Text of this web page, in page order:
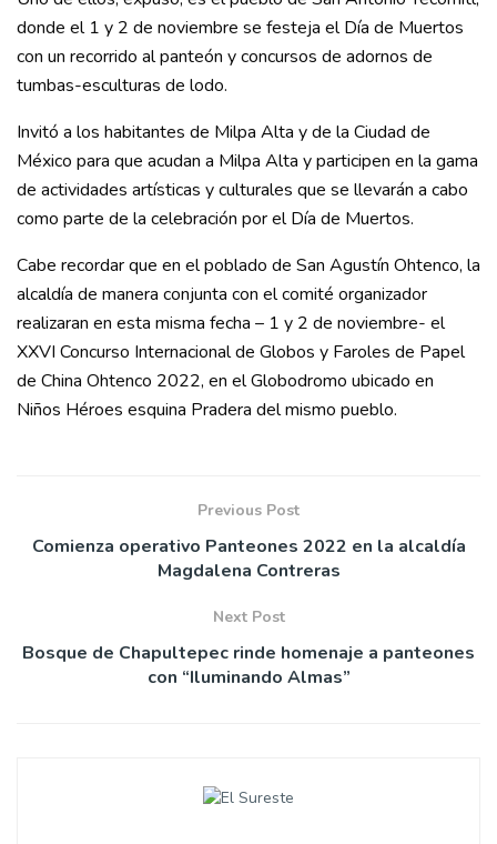
donde el 1 y 2 de noviembre se festeja el Día de Muertos
con un recorrido al panteón y concursos de adornos de
tumbas-esculturas de lodo.
Invitó a los habitantes de Milpa Alta y de la Ciudad de
México para que acudan a Milpa Alta y participen en la gama
de actividades artísticas y culturales que se llevarán a cabo
como parte de la celebración por el Día de Muertos.
Cabe recordar que en el poblado de San Agustín Ohtenco, la
alcaldía de manera conjunta con el comité organizador
realizaran en esta misma fecha – 1 y 2 de noviembre- el
XXVI Concurso Internacional de Globos y Faroles de Papel
de China Ohtenco 2022, en el Globodromo ubicado en
Niños Héroes esquina Pradera del mismo pueblo.
Previous Post
Comienza operativo Panteones 2022 en la alcaldía
Magdalena Contreras
Next Post
Bosque de Chapultepec rinde homenaje a panteones
con “Iluminando Almas”